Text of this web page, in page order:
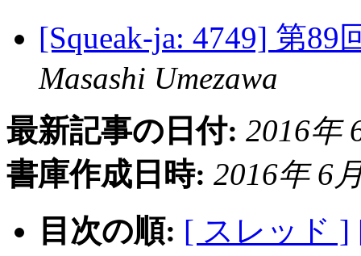
[Squeak-ja: 4749] 第
Masashi Umezawa
最新記事の日付: 2016年
書庫作成日時: 2016年 6
目次の順: [ スレッド ]